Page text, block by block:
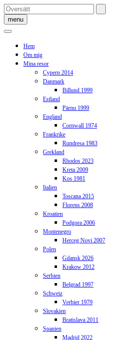
Skip
to
content
menu
Hem
Om mig
Mina resor
Cypern 2014
Danmark
Billund 1999
Estland
Pärnu 1999
England
Cornwall 1974
Frankrike
Rundresa 1983
Grekland
Rhodos 2023
Kreta 2009
Kos 1981
Italien
Toscana 2015
Florens 2008
Kroatien
Podgora 2006
Montenegro
Herceg Novi 2007
Polen
Gdansk 2026
Krakow 2012
Serbien
Belgrad 1997
Schweiz
Verbier 1979
Slovakien
Bratislava 2011
Spanien
Madrid 2022